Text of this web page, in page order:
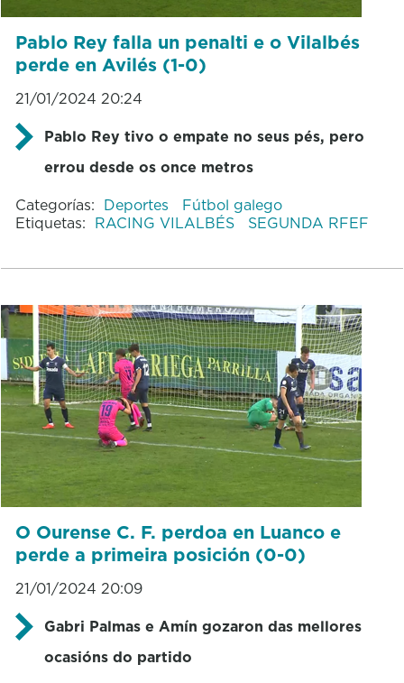
Pablo Rey falla un penalti e o Vilalbés
perde en Avilés (1-0)
21/01/2024 20:24
Pablo Rey tivo o empate no seus pés, pero
errou desde os once metros
Categorías: Deportes
Fútbol galego
Etiquetas: RACING VILALBÉS SEGUNDA RFEF
O Ourense C. F. perdoa en Luanco e
perde a primeira posición (0-0)
21/01/2024 20:09
Gabri Palmas e Amín gozaron das mellores
ocasións do partido